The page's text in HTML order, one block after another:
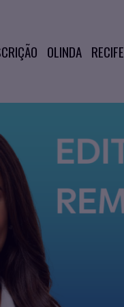
OLINDA RECIFE